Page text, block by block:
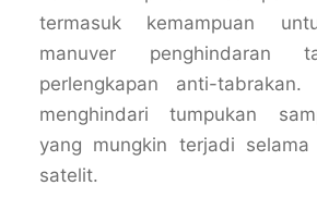
termasuk kemampuan
manuver penghindaran
perlengkapan anti-
menghindari tumpukan
yang mungkin terjadi selama
satelit.